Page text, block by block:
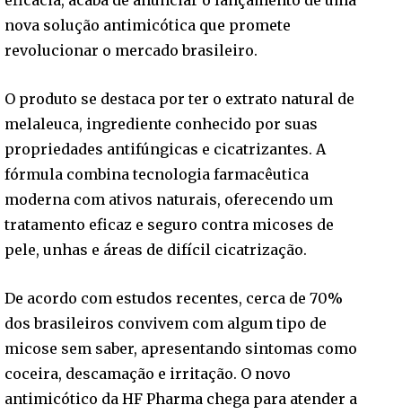
nova solução antimicótica que promete
revolucionar o mercado brasileiro.
O produto se destaca por ter o extrato natural de
melaleuca, ingrediente conhecido por suas
propriedades antifúngicas e cicatrizantes. A
fórmula combina tecnologia farmacêutica
moderna com ativos naturais, oferecendo um
tratamento eficaz e seguro contra micoses de
pele, unhas e áreas de difícil cicatrização.
De acordo com estudos recentes, cerca de 70%
dos brasileiros convivem com algum tipo de
micose sem saber, apresentando sintomas como
coceira, descamação e irritação. O novo
antimicótico da HF Pharma chega para atender a